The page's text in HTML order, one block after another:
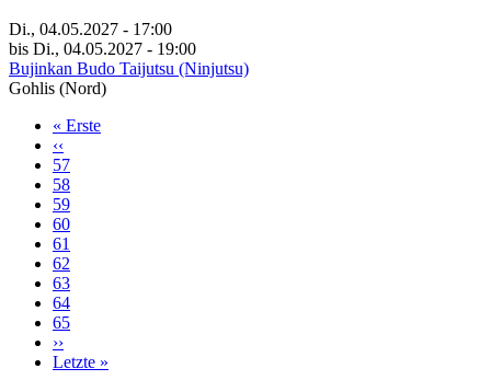
Di., 04.05.2027 - 17:00
bis Di., 04.05.2027 - 19:00
Bujinkan Budo Taijutsu (Ninjutsu)
Gohlis (Nord)
Seitennummerierung
Erste
Seite
« Erste
Vorherige
Seite
‹‹
Page
57
Page
58
Page
59
Page
60
Aktuelle
Seite
61
Page
62
Page
63
Page
64
Page
65
Nächste
Seite
››
Letzte
Letzte »